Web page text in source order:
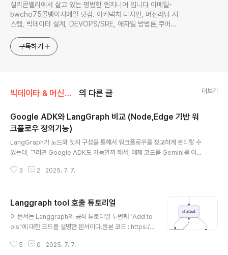
실리콘밸리에서 살고 있는 평범한 엔지니어 입니다 이메일-
bwcho75골뱅이지메일 닷컴. 아키텍처 디자인, 머신러닝 시
스템, 빅데이터 설계, DEVOPS/SRE, 애자일 방법론,쿠버네
한 기술 멘토링과 강의 진행합니다. Linkedin :
https://www.linkedin.com/in/terrycho75/
구독하기
빅데이타 & 머신러닝/생성형 AI (ChatGPT etc) 의 다른 글 더보기
Google ADK와 LangGraph 비교 (Node,Edge 기반 워
크플로우 정의기능)
LangGraph가 노드와 엣지 구성을 통해서 워크플로우를 정교하게 관리할 수
있는데, 그러면 Google ADK도 가능할까 해서, 예제 코드를 Gemini를 이용
의 개념은 없지만, 노드대신 에이전트로 정의한후, 이를 워크플로우로 연결이
야기.from google.adk.agents import LlmAgent, SequentialAgent,
BaseAgentfrom google.adk.events import Event, EventActionsfr
om google...
3 2 2025. 7. 7.
Langgraph tool 호출 튜토리얼
이 문서는 Langgraph의 공식 튜토리얼 두번째 "Add to
ols"에 대한 코드를 설명한 문서이다.원본 코드 : https://l
arted/2-add-tools/모델 생성 및 툴 생성 부분tool = T
5 0 2025. 7. 7.